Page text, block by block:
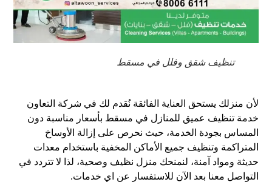
تنظيف شقق وفلل في مسقط
لأن منزلك يستحق العناية الفائقة نُقدم لك في شركة التعاون
خدمة تنظيف عميق للمنازل في مسقط بأسعار مناسبة دون
المساس بجودة الخدمة، حيث نحرص على إزالة الأوساخ
المتراكمة وتنظيف جميع الأماكن المخفية باستخدام معدات
حديثة ومواد آمنة، لنمنحك منزل نظيف وصحية، لذا لا تتردد في
التواصل معنا بعد الآن للاستفسار عن اي خدمات.